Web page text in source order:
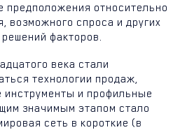
предположения относительно
возможного спроса и других
факторов.
века стали
технологии продаж,
инструменты и профильные
значимым этапом стало
сеть в короткие (в